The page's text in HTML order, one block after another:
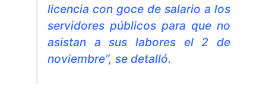
licencia con goce de salario a los
servidores públicos para que no
asistan a sus labores el 2 de
noviembre”, se detalló.